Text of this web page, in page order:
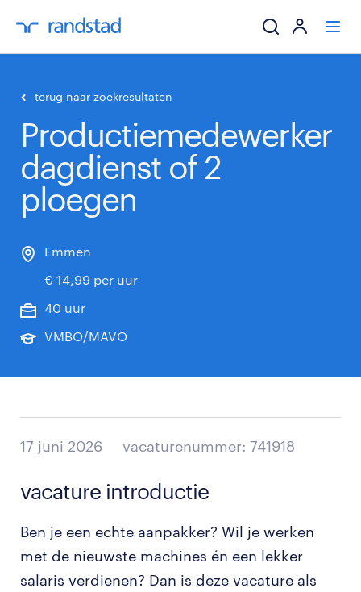
werkgevers
mijn carrière
terug naar zoekresultaten
Productiemedewerker
dagdienst of 2
ploegen
Emmen
€ 14,99 per uur
40 uur
VMBO/MAVO
17 juni 2026 vacaturenummer: 741918
vacature introductie
Ben je een echte aanpakker? Wil je werken
met de nieuwste machines én een lekker
salaris verdienen? Dan is deze vacature als